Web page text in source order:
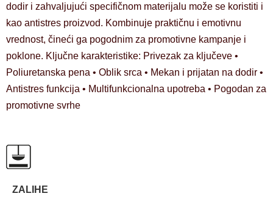
dodir i zahvaljujući specifičnom materijalu može se koristiti i
kao antistres proizvod. Kombinuje praktičnu i emotivnu
vrednost, čineći ga pogodnim za promotivne kampanje i
poklone. Ključne karakteristike: Privezak za ključeve •
Poliuretanska pena • Oblik srca • Mekan i prijatan na dodir •
Antistres funkcija • Multifunkcionalna upotreba • Pogodan za
promotivne svrhe
ZALIHE